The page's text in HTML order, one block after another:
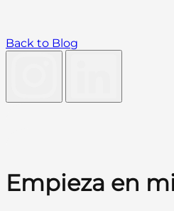
Back to Blog
Empieza en